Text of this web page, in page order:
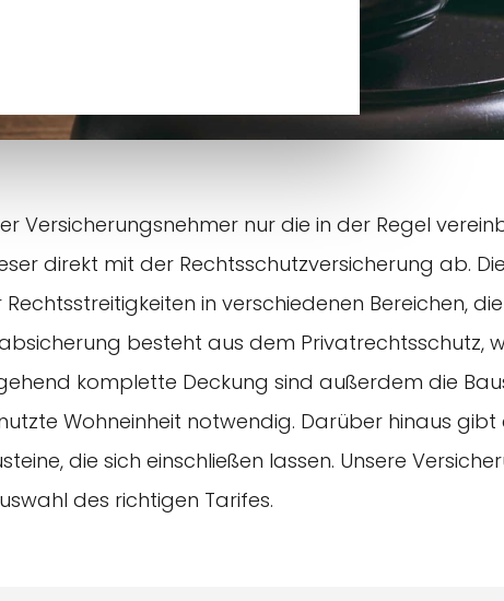
Versicherungsnehmer nur die in der Regel
direkt mit der Rechtsschutzversicherung ab. Die
in verschiedenen Bereichen,
besteht aus dem Privatrechtsschutz,
komplette Deckung sind außerdem die
Wohneinheit notwendig. Darüber hinaus gibt
die sich einschließen lassen. Unsere
des richtigen Tarifes.